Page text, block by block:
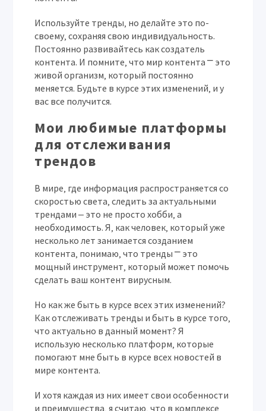
Используйте тренды‚ но делайте это по-
своему‚ сохраняя свою индивидуальность.
Постоянно развивайтесь как создатель
контента. И помните‚ что мир контента ⎻ это
живой организм‚ который постоянно
меняется. Будьте в курсе этих изменений‚ и у
вас все получится.
Мои любимые платформы
для отслеживания
трендов
В мире‚ где информация распространяется со
скоростью света‚ следить за актуальными
трендами ‒ это не просто хобби‚ а
необходимость. Я‚ как человек‚ который уже
несколько лет занимается созданием
контента‚ понимаю‚ что тренды ⎻ это
мощный инструмент‚ который может помочь
сделать ваш контент вирусным.
Но как же быть в курсе всех этих изменений?
Как отслеживать тренды и быть в курсе того‚
что актуально в данный момент? Я
использую несколько платформ‚ которые
помогают мне быть в курсе всех новостей в
мире контента.
И хотя каждая из них имеет свои особенности
и преимущества‚ я считаю‚ что в комплексе